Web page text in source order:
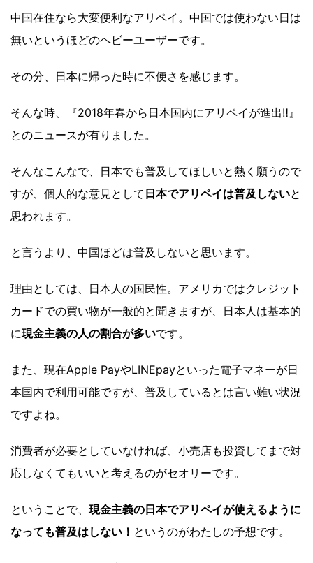
中国在住なら大変便利なアリペイ。中国では使わない日は
無いというほどのヘビーユーザーです。
その分、日本に帰った時に不便さを感じます。
そんな時、『2018年春から日本国内にアリペイが進出‼︎』
とのニュースが有りました。
そんなこんなで、日本でも普及してほしいと熱く願うので
すが、個人的な意見として 日本でアリペイは普及しないと
思われます。
と言うより、中国ほどは普及しないと思います。
理由としては、日本人の国民性。アメリカではクレジット
カードでの買い物が一般的と聞きますが、日本人は基本的
に現金主義の人の割合が多いです。
また、現在Apple PayやLINEpayといった電子マネーが日
本国内で利用可能ですが、普及しているとは言い難い状況
ですよね。
消費者が必要としていなければ、小売店も投資してまで対
応しなくてもいいと考えるのがセオリーです。
ということで、 現金主義の日本でアリペイが使えるように
なっても普及はしない！ というのがわたしの予想です。